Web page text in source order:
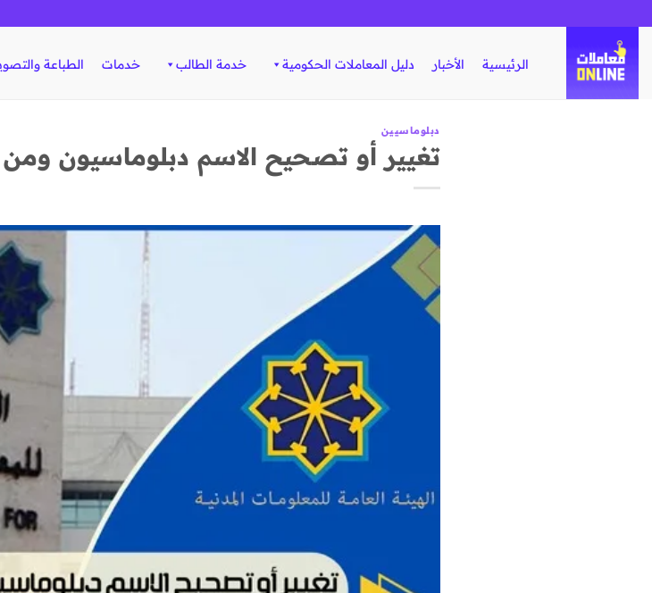
الرئيسية الأخبار دليل المعاملات الحكومية خدمة الطالب خدمات الطباعة
دبلوماسيين
تغيير أو تصحيح الاسم دبلوماسيون